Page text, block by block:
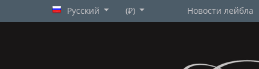
Русский (₽) Новости лейбла